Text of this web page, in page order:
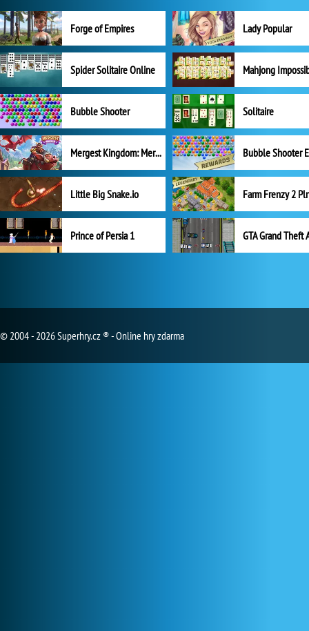
Forge of Empires Lady Popular
Spider Solitaire Online Mahjong
Bubble Shooter Solitaire
Mergest Kingdom: Merge Puzzle
Little Big Snake.io
Prince of Persia 1 GTA Grand Theft
© 2004 - 2026 Superhry.cz ® - Online hry zdarma